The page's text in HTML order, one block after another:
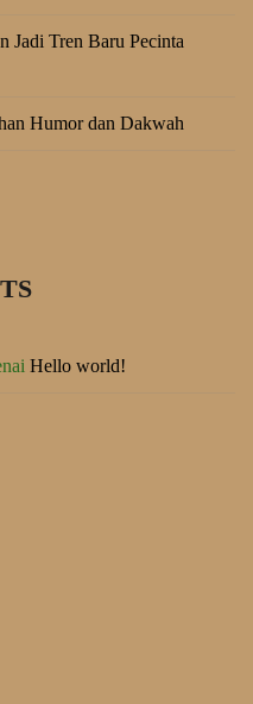
Jadi Tren Baru Pecinta
Humor dan Dakwah
Hello world!